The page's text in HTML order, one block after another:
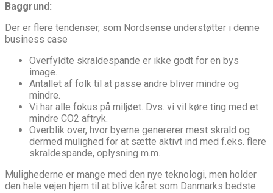
Baggrund:
Der er flere tendenser, som Nordsense understøtter i denne
business case
Overfyldte skraldespande er ikke godt for en bys
image.
Antallet af folk til at passe andre bliver mindre og
mindre.
Vi har alle fokus på miljøet. Dvs. vi vil køre ting med et
mindre CO2 aftryk.
Overblik over, hvor byerne genererer mest skrald og
dermed mulighed for at sætte aktivt ind med f.eks. flere
skraldespande, oplysning m.m.
Mulighederne er mange med den nye teknologi, men holder
den hele vejen hjem til at blive kåret som Danmarks bedste